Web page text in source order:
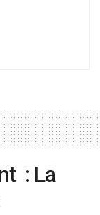
: La